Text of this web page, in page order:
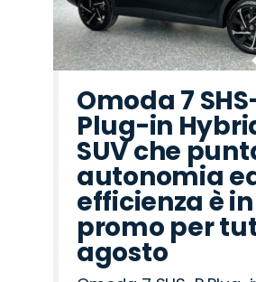
Omoda 7
Plug-in
SUV che
autonomia
efficienza è in
promo per
agosto